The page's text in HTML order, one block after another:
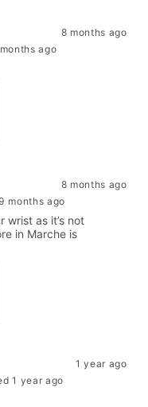
8 months ago
ago
8 months ago
months ago
wrist as it’s not
in Marche is
1 year ago
1 year ago